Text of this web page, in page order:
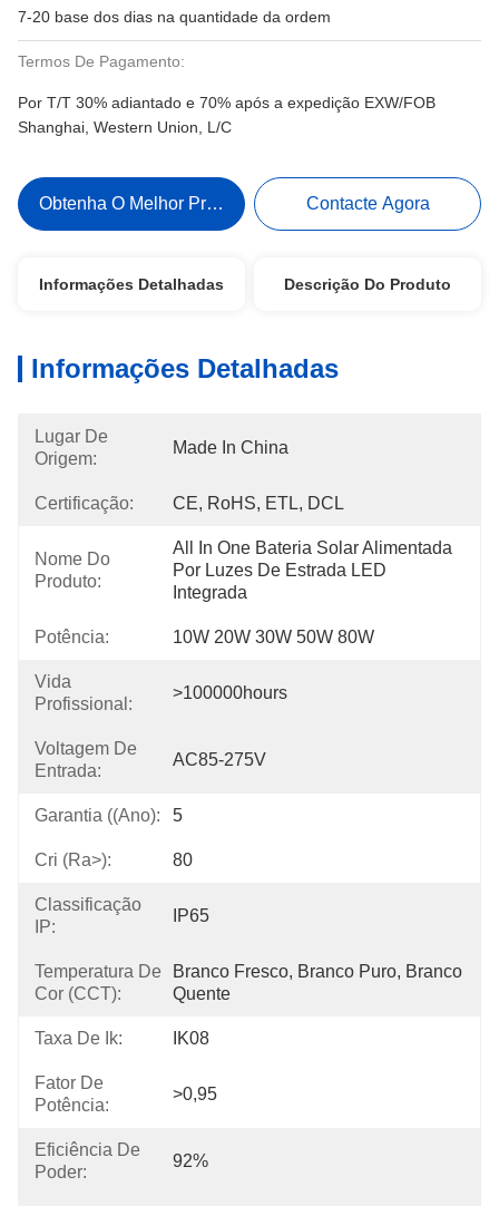
7-20 base dos dias na quantidade da ordem
Termos De Pagamento:
Por T/T 30% adiantado e 70% após a expedição EXW/FOB
Shanghai, Western Union, L/C
Obtenha O Melhor Preço Contacte Agora
Informações Detalhadas Descrição Do Produto
Informações Detalhadas
Lugar De
Origem:
Made In China
Certificação: CE, RoHS, ETL, DCL
Nome Do
Produto:
All In One Bateria Solar Alimentada
Por Luzes De Estrada LED
Integrada
Potência: 10W 20W 30W 50W 80W
Vida
Profissional:
>100000hours
Voltagem De
Entrada:
AC85-275V
Garantia ((ano): 5
Cri (ra>): 80
Classificação
IP:
IP65
Temperatura De
Cor (CCT):
Branco Fresco, Branco Puro, Branco
Quente
Taxa De Ik: IK08
Fator De
Potência:
>0,95
Eficiência De
Poder:
92%